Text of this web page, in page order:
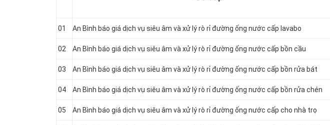
01 An Bình báo giá dịch vụ siêu âm và xử lý rò rỉ đường ống nước cấp lavabo
02 An Bình báo giá dịch vụ siêu âm và xử lý rò rỉ đường ống nước cấp bồn cầu
03 An Bình báo giá dịch vụ siêu âm và xử lý rò rỉ đường ống nước cấp bồn rửa bát
04 An Bình báo giá dịch vụ siêu âm và xử lý rò rỉ đường ống nước cấp bồn rửa chén
05 An Bình báo giá dịch vụ siêu âm và xử lý rò rỉ đường ống nước cấp cho nhà trọ